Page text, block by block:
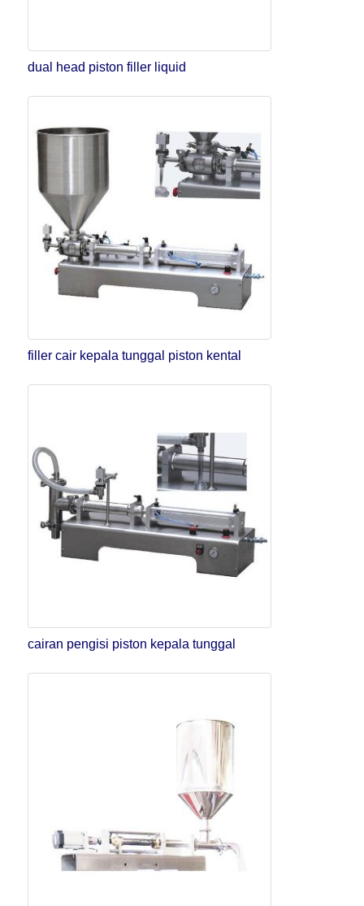
dual head piston filler liquid
filler cair kepala tunggal piston kental
cairan pengisi piston kepala tunggal